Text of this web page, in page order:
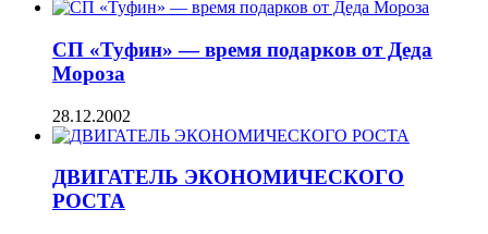
СП «Туфин» — время подарков от Деда
Мороза
28.12.2002
ДВИГАТЕЛЬ ЭКОНОМИЧЕСКОГО
РОСТА